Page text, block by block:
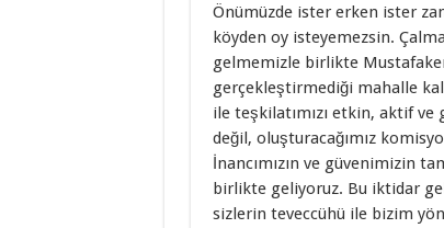
Önümüzde ister erken ister
köyden oy isteyemezsin.
gelmemizle birlikte
gerçekleştirmediği mahalle
ile teşkilatımızı etkin, aktif ve
değil, oluşturacağımız
İnancımızın ve güvenimizin
birlikte geliyoruz. Bu iktidar
sizlerin teveccühü ile bizim